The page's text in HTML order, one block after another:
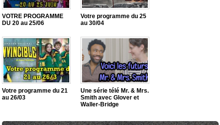
VOTRE PROGRAMME
DU 20 au 25/06
Votre programme du 25
au 30/04
Votre programme du 21
au 26/03
Une série télé Mr. & Mrs.
Smith avec Glover et
Waller-Bridge